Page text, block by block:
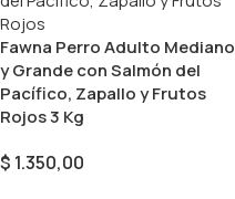
Fawna Perro Adulto Mediano
y Grande con Salmón del
Pacífico, Zapallo y Frutos
Rojos 3 Kg
$ 1.350,00